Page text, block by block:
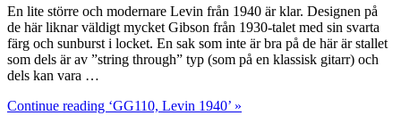
En lite större och modernare Levin från 1940 är klar. Designen på
de här liknar väldigt mycket Gibson från 1930-talet med sin svarta
färg och sunburst i locket. En sak som inte är bra på de här är stallet
som dels är av ”string through” typ (som på en klassisk gitarr) och
dels kan vara …
Continue reading ‘GG110, Levin 1940’ »